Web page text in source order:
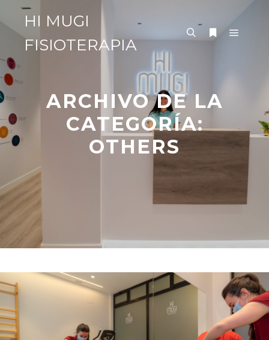
HI MUGI
FISIOTERAPIA
ARCHIVO DE LA
CATEGORÍA:
OTHERS